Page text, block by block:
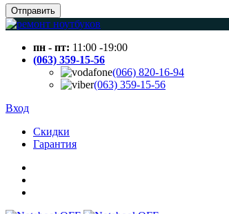
Отправить
пн - пт: 11:00 -19:00
(063) 359-15-56
(066) 820-16-94
(063) 359-15-56
Вход
Скидки
Гарантия